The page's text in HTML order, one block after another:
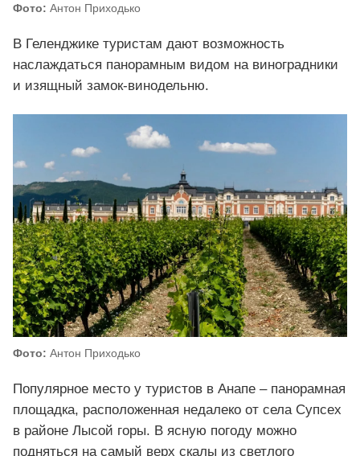
Фото: Антон Приходько
В Геленджике туристам дают возможность
наслаждаться панорамным видом на виноградники
и изящный замок-винодельню.
Фото: Антон Приходько
Популярное место у туристов в Анапе – панорамная
площадка, расположенная недалеко от села Супсех
в районе Лысой горы. В ясную погоду можно
подняться на самый верх скалы из светлого